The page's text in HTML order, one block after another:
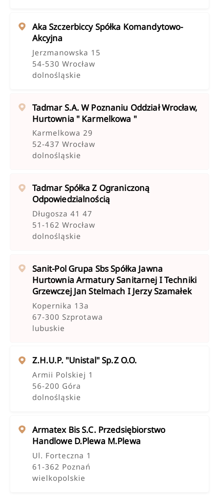
Aka Szczerbiccy Spółka Komandytowo-
Akcyjna
Jerzmanowska 15
54-530 Wrocław
dolnośląskie
Tadmar S.a. W Poznaniu Oddział Wrocław,
Hurtownia " Karmelkowa "
Karmelkowa 29
52-437 Wrocław
dolnośląskie
Tadmar Spółka Z Ograniczoną
Odpowiedzialnością
Długosza 41 47
51-162 Wrocław
dolnośląskie
Sanit-Pol Grupa Sbs Spółka Jawna
Hurtownia Armatury Sanitarnej I Techniki
Grzewczej Jan Stelmach I Jerzy Szamałek
Kopernika 13a
67-300 Szprotawa
lubuskie
Z.h.u.p. "unistal" Sp.z O.o.
Armii Polskiej 1
56-200 Góra
dolnośląskie
Armatex Bis S.c. Przedsiębiorstwo
Handlowe D.plewa M.plewa
Ul. Forteczna 1
61-362 Poznań
wielkopolskie